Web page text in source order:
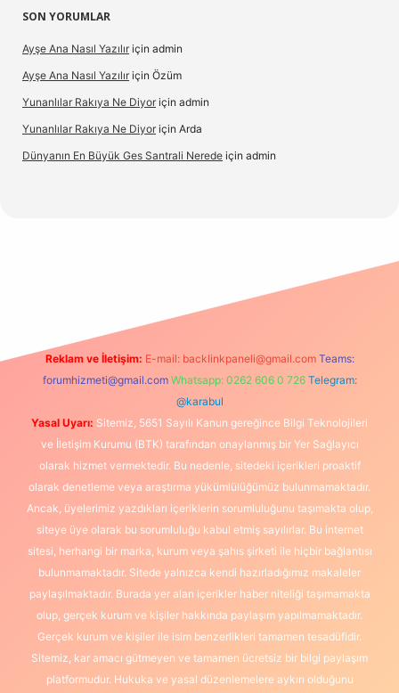
SON YORUMLAR
Ayşe Ana Nasıl Yazılır için admin
Ayşe Ana Nasıl Yazılır için Özüm
Yunanlılar Rakıya Ne Diyor için admin
Yunanlılar Rakıya Ne Diyor için Arda
Dünyanın En Büyük Ges Santrali Nerede için admin
Reklam ve İletişim: E-mail: backlinkpaneli@gmail.com Teams:
forumhizmeti@gmail.com Whatsapp: 0262 606 0 726 Telegram:
@karabul
Yasal Uyarı: Sitemiz, 5651 Sayılı Kanun gereğince Bilgi Teknolojileri
ve İletişim Kurumu (BTK) tarafından onaylanmış bir Yer Sağlayıcı
olarak hizmet vermektedir. Bu nedenle, sitedeki içerikleri proaktif
olarak denetleme veya araştırma yükümlülüğümüz bulunmamaktadır.
Ancak, üyelerimiz yazdıkları içeriklerin sorumluluğunu taşımakta olup,
siteye üye olarak bu sorumluluğu kabul etmiş sayılırlar. Bu internet
sitesi, herhangi bir marka, kurum veya şahıs şirketi ile hiçbir bağlantısı
bulunmamaktadır. Sitede yalnızca kendi hazırladığımız makaleler
paylaşılmaktadır. Burada yer alan içerikler haber niteliği taşımamakta
olup, gerçek kurum ve kişiler hakkında paylaşım yapılmamaktadır.
Gerçek kurum ve kişiler ile isim benzerlikleri tamamen tesadüfidir.
Sitemiz, kar amacı gütmeyen ve tamamen ücretsiz bir bilgi paylaşım
platformudur. Hukuka ve yasal düzenlemelere aykırı olduğunu